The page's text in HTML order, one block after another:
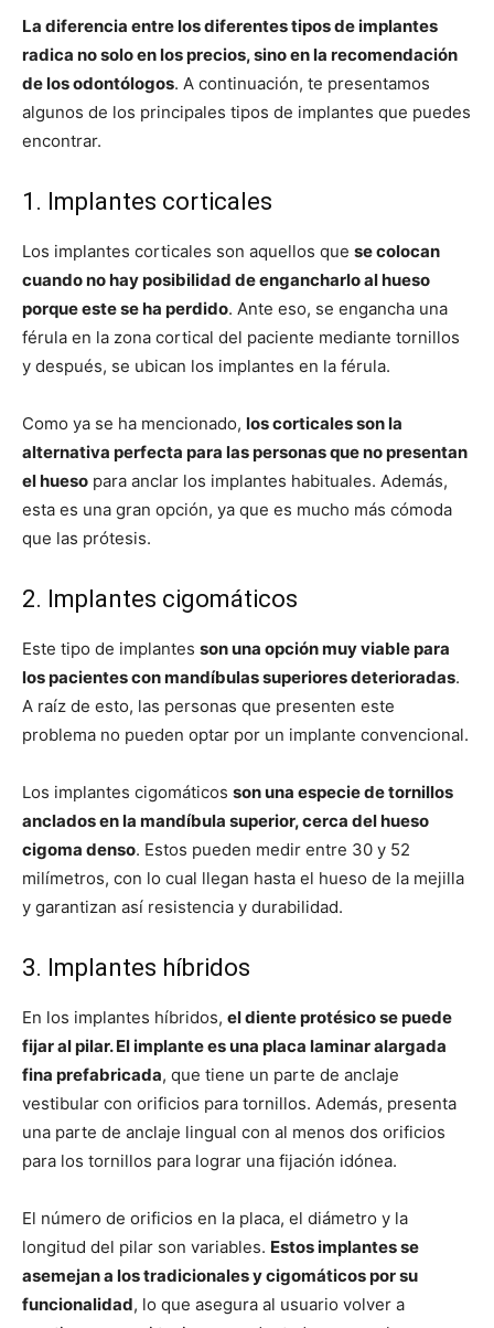
La diferencia entre los diferentes tipos de implantes
radica no solo en los precios, sino en la recomendación
de los odontólogos. A continuación, te presentamos
algunos de los principales tipos de implantes que puedes
encontrar.
1. Implantes corticales
Los implantes corticales son aquellos que se colocan
cuando no hay posibilidad de engancharlo al hueso
porque este se ha perdido. Ante eso, se engancha una
férula en la zona cortical del paciente mediante tornillos
y después, se ubican los implantes en la férula.
Como ya se ha mencionado, los corticales son la
alternativa perfecta para las personas que no presentan
el hueso para anclar los implantes habituales. Además,
esta es una gran opción, ya que es mucho más cómoda
que las prótesis.
2. Implantes cigomáticos
Este tipo de implantes son una opción muy viable para
los pacientes con mandíbulas superiores deterioradas.
A raíz de esto, las personas que presenten este
problema no pueden optar por un implante convencional.
Los implantes cigomáticos son una especie de tornillos
anclados en la mandíbula superior, cerca del hueso
cigoma denso. Estos pueden medir entre 30 y 52
milímetros, con lo cual llegan hasta el hueso de la mejilla
y garantizan así resistencia y durabilidad.
3. Implantes híbridos
En los implantes híbridos, el diente protésico se puede
fijar al pilar. El implante es una placa laminar alargada
fina prefabricada, que tiene un parte de anclaje
vestibular con orificios para tornillos. Además, presenta
una parte de anclaje lingual con al menos dos orificios
para los tornillos para lograr una fijación idónea.
El número de orificios en la placa, el diámetro y la
longitud del pilar son variables. Estos implantes se
asemejan a los tradicionales y cigomáticos por su
funcionalidad, lo que asegura al usuario volver a